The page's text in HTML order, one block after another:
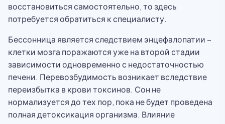
восстановиться самостоятельно, то здесь
потребуется обратиться к специалисту.
Бессонница является следствием энцефалопатии –
клетки мозга поражаются уже на второй стадии
зависимости одновременно с недостаточностью
печени. Перевозбудимость возникает вследствие
переизбытка в крови токсинов. Сон не
нормализуется до тех пор, пока не будет проведена
полная детоксикация организма. Влияние